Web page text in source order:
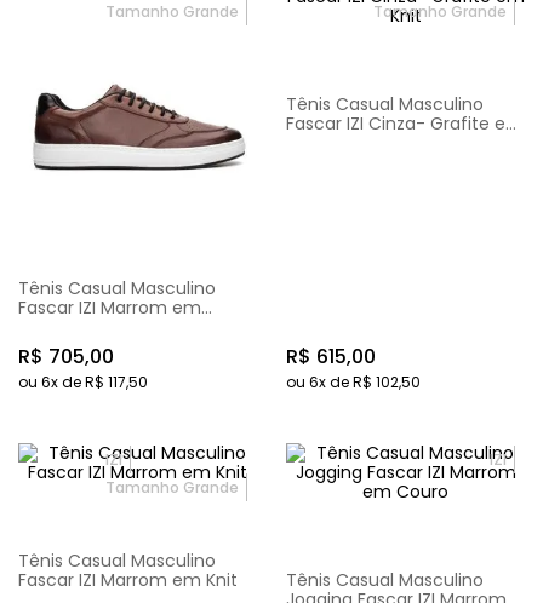
Tamanho Grande
Tênis Casual Masculino
Fascar IZI Marrom em
R$ 705,00
ou 6x deR$ 117,50
Tamanho Grande
Tênis Casual Masculino
Fascar IZI Cinza- Grafite em
R$ 615,00
ou 6x deR$ 102,50
IZI
Tamanho Grande
Tênis Casual Masculino
Fascar IZI Marrom em Knit
IZI
Tênis Casual Masculino